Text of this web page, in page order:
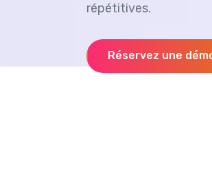
répétitives.
Réservez une